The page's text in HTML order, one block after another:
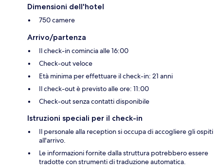
Dimensioni dell'hotel
750 camere
Arrivo/partenza
Il check-in comincia alle 16:00
Check-out veloce
Età minima per effettuare il check-in: 21 anni
Il check-out è previsto alle ore: 11:00
Check-out senza contatti disponibile
Istruzioni speciali per il check-in
Il personale alla reception si occupa di accogliere gli ospiti
all'arrivo.
Le informazioni fornite dalla struttura potrebbero essere
tradotte con strumenti di traduzione automatica.